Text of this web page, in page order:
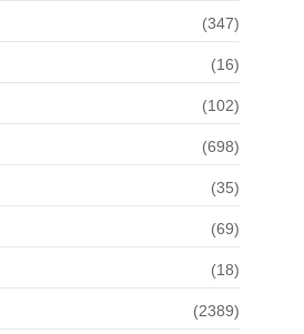
(347)
(16)
(102)
(698)
(35)
(69)
(18)
(2389)